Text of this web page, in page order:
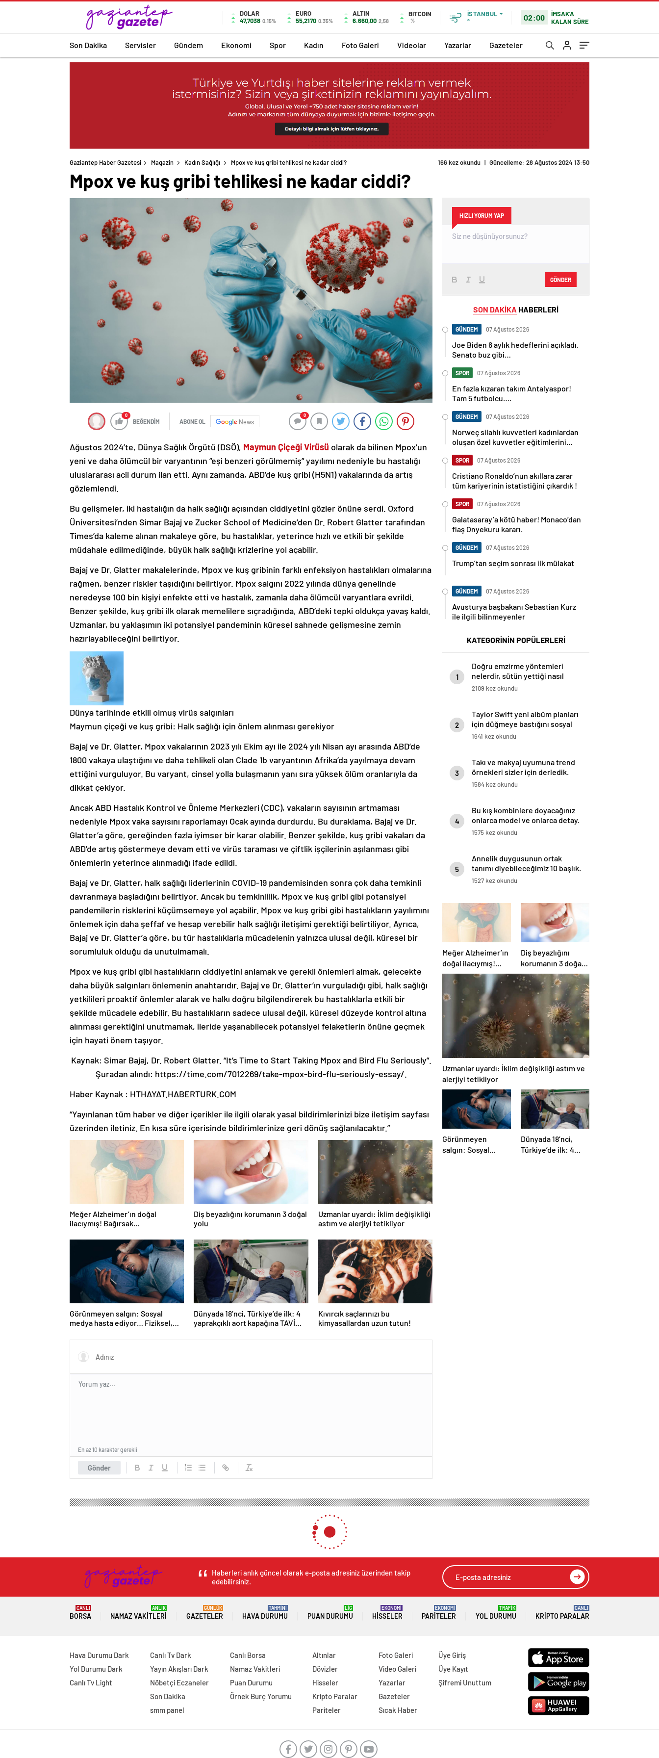
DOLAR
47,7038 0.15%
EURO
55,2170 0.35%
ALTIN
6.660,00 2,58
BITCOIN
%
İSTANBUL
°
02:00
İMSAK'A
KALAN SÜRE
Son Dakika Servisler Gündem Ekonomi Spor Kadın Foto Galeri Videolar Yazarlar Gazeteler
Gaziantep Haber Gazetesi Magazin Kadın Sağlığı Mpox ve kuş gribi tehlikesi ne kadar ciddi?
Mpox ve kuş gribi tehlikesi ne kadar ciddi?
0
BEĞENDİM ABONE OL News
0
Ağustos 2024’te, Dünya Sağlık Örgütü (DSÖ), Maymun Çiçeği Virüsü olarak da bilinen Mpox’un
yeni ve daha ölümcül bir varyantının “eşi benzeri görülmemiş” yayılımı nedeniyle bu hastalığı
uluslararası acil durum ilan etti. Aynı zamanda, ABD’de kuş gribi (H5N1) vakalarında da artış
gözlemlendi.
Bu gelişmeler, iki hastalığın da halk sağlığı açısından ciddiyetini gözler önüne serdi. Oxford
Üniversitesi’nden Simar Bajaj ve Zucker School of Medicine’den Dr. Robert Glatter tarafından
Times’da kaleme alınan makaleye göre, bu hastalıklar, yeterince hızlı ve etkili bir şekilde
müdahale edilmediğinde, büyük halk sağlığı krizlerine yol açabilir.
Bajaj ve Dr. Glatter makalelerinde, Mpox ve kuş gribinin farklı enfeksiyon hastalıkları olmalarına
rağmen, benzer riskler taşıdığını belirtiyor. Mpox salgını 2022 yılında dünya genelinde
neredeyse 100 bin kişiyi enfekte etti ve hastalık, zamanla daha ölümcül varyantlara evrildi.
Benzer şekilde, kuş gribi ilk olarak memelilere sıçradığında, ABD’deki tepki oldukça yavaş kaldı.
Uzmanlar, bu yaklaşımın iki potansiyel pandeminin küresel sahnede gelişmesine zemin
hazırlayabileceğini belirtiyor.
Dünya tarihinde etkili olmuş virüs salgınları
Maymun çiçeği ve kuş gribi: Halk sağlığı için önlem alınması gerekiyor
Bajaj ve Dr. Glatter, Mpox vakalarının 2023 yılı Ekim ayı ile 2024 yılı Nisan ayı arasında ABD’de
1800 vakaya ulaştığını ve daha tehlikeli olan Clade 1b varyantının Afrika’da yayılmaya devam
ettiğini vurguluyor. Bu varyant, cinsel yolla bulaşmanın yanı sıra yüksek ölüm oranlarıyla da
dikkat çekiyor.
Ancak ABD Hastalık Kontrol ve Önleme Merkezleri (CDC), vakaların sayısının artmaması
nedeniyle Mpox vaka sayısını raporlamayı Ocak ayında durdurdu. Bu duraklama, Bajaj ve Dr.
Glatter’a göre, gereğinden fazla iyimser bir karar olabilir. Benzer şekilde, kuş gribi vakaları da
ABD’de artış göstermeye devam etti ve virüs taraması ve çiftlik işçilerinin aşılanması gibi
önlemlerin yeterince alınmadığı ifade edildi.
Bajaj ve Dr. Glatter, halk sağlığı liderlerinin COVID-19 pandemisinden sonra çok daha temkinli
davranmaya başladığını belirtiyor. Ancak bu temkinlilik, Mpox ve kuş gribi gibi potansiyel
pandemilerin risklerini küçümsemeye yol açabilir. Mpox ve kuş gribi gibi hastalıkların yayılımını
önlemek için daha şeffaf ve hesap verebilir halk sağlığı iletişimi gerektiği belirtiliyor. Ayrıca,
Bajaj ve Dr. Glatter’a göre, bu tür hastalıklarla mücadelenin yalnızca ulusal değil, küresel bir
sorumluluk olduğu da unutulmamalı.
Mpox ve kuş gribi gibi hastalıkların ciddiyetini anlamak ve gerekli önlemleri almak, gelecekte
daha büyük salgınları önlemenin anahtarıdır. Bajaj ve Dr. Glatter’ın vurguladığı gibi, halk sağlığı
yetkilileri proaktif önlemler alarak ve halkı doğru bilgilendirerek bu hastalıklarla etkili bir
şekilde mücadele edebilir. Bu hastalıkların sadece ulusal değil, küresel düzeyde kontrol altına
alınması gerektiğini unutmamak, ileride yaşanabilecek potansiyel felaketlerin önüne geçmek
için hayati önem taşıyor.
Kaynak: Simar Bajaj, Dr. Robert Glatter. “It’s Time to Start Taking Mpox and Bird Flu Seriously”.
Şuradan alındı: https://time.com/7012269/take-mpox-bird-flu-seriously-essay/.
Haber Kaynak : HTHAYAT.HABERTURK.COM
“Yayınlanan tüm haber ve diğer içerikler ile ilgili olarak yasal bildirimlerinizi bize iletişim sayfası
üzerinden iletiniz. En kısa süre içerisinde bildirimlerinize geri dönüş sağlanılacaktır.”
Meğer Alzheimer’ın doğal
ilacıymış! Bağırsak
Diş beyazlığını korumanın 3 doğal
yolu
Uzmanlar uyardı: İklim değişikliği
astım ve alerjiyi tetikliyor
Görünmeyen salgın: Sosyal
medya hasta ediyor… Fiziksel,
inanamayacaksınız
Dünyada 18’nci, Türkiye’de ilk: 4
yaprakçıklı aort kapağına TAVİ
Kıvırcık saçlarınızı bu
kimyasallardan uzun tutun!
Gönder
En az 10 karakter gerekli
HIZLI YORUM YAP
GÖNDER
SON DAKİKA HABERLERİ
GÜNDEM 07 Ağustos 2026
Joe Biden 6 aylık hedeflerini açıkladı.
Senato buz gibi…
SPOR 07 Ağustos 2026
En fazla kızaran takım Antalyaspor!
Tam 5 futbolcu….
GÜNDEM 07 Ağustos 2026
Norweç silahlı kuvvetleri kadınlardan
oluşan özel kuvvetler eğitimlerini
SPOR 07 Ağustos 2026
Cristiano Ronaldo’nun akıllara zarar
tüm kariyerinin istatistiğini çıkardık !
SPOR 07 Ağustos 2026
Galatasaray’a kötü haber! Monaco’dan
flaş Onyekuru kararı.
GÜNDEM 07 Ağustos 2026
Trump’tan seçim sonrası ilk mülakat
GÜNDEM 07 Ağustos 2026
Avusturya başbakanı Sebastian Kurz
ile ilgili bilinmeyenler
KATEGORİNİN POPÜLERLERİ
1
Doğru emzirme yöntemleri
nelerdir, sütün yettiği nasıl
anlaşılır?
2109 kez okundu
2
Taylor Swift yeni albüm planları
için düğmeye bastığını sosyal
medyadan duyurdu!
1641 kez okundu
3
Takı ve makyaj uyumuna trend
örnekleri sizler için derledik.
1584 kez okundu
4
Bu kış kombinlere doyacağınız
onlarca model ve onlarca detay.
1575 kez okundu
5
Annelik duygusunun ortak
tanımı diyebileceğimiz 10 başlık.
1527 kez okundu
Meğer Alzheimer’ın
doğal ilacıymış!
Bağırsak
iltihaplanmasını
önlüyor…
Diş beyazlığını
korumanın 3 doğal
yolu
Uzmanlar uyardı: İklim değişikliği astım ve
alerjiyi tetikliyor
Görünmeyen
salgın: Sosyal
Dünyada 18’nci,
Türkiye’de ilk: 4
Paris 2024 Paralimpik Oyunları
HABERLERİ
GÜNDEM 07 Ağustos 2026
Joe Biden 6 aylık hedeflerini açıkladı.